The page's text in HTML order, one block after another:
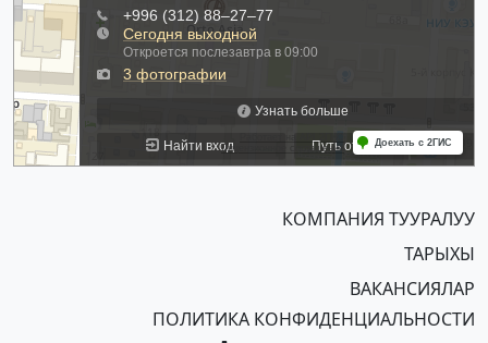
КОМПАНИЯ ТУУРАЛУУ
ТАРЫХЫ
ВАКАНСИЯЛАР
ПОЛИТИКА КОНФИДЕНЦИАЛЬНОСТИ